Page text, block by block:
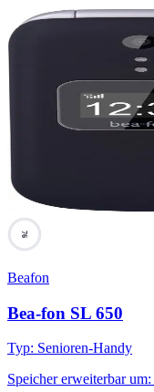
76
Beafon
Bea-fon SL 650
Typ: Senioren-Handy
Speicher erweiterbar um: